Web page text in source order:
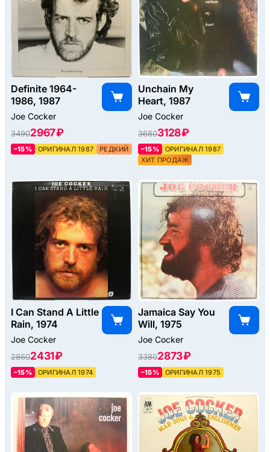
Definite 1964-
1986, 1987
Joe Cocker
34902967 ₽
–15% ОРИГИНАЛ 1987 РЕДКИЙ
Unchain My
Heart, 1987
Joe Cocker
36803128 ₽
–15%
ОРИГИНАЛ 1987
ХИТ ПРОДАЖ
I Can Stand A Little
Rain, 1974
Joe Cocker
28602431 ₽
–15% ОРИГИНАЛ 1974
Jamaica Say You
Will, 1975
Joe Cocker
33802873 ₽
–15% ОРИГИНАЛ 1975